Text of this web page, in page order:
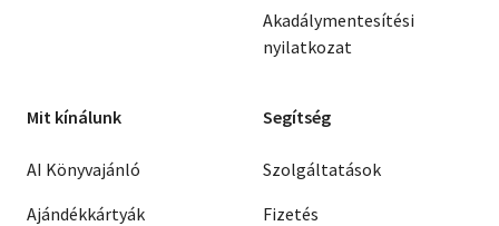
Akadálymentesítési
nyilatkozat
Mit kínálunk
AI Könyvajánló
Ajándékkártyák
Segítség
Szolgáltatások
Fizetés